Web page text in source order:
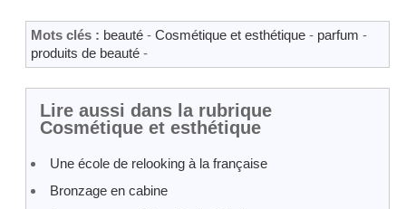
Mots clés : beauté - Cosmétique et esthétique - parfum -
produits de beauté -
Lire aussi dans la rubrique
Cosmétique et esthétique
Une école de relooking à la française
Bronzage en cabine